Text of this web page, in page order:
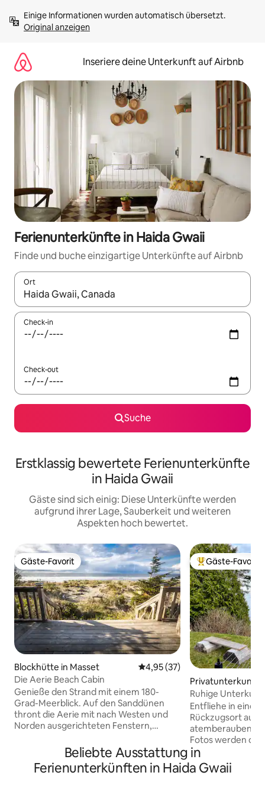
Inhalten
springenOriginal anzeigen
Inseriere deine Unterkunft auf Airbnb
Ferienunterkünfte in Haida Gwaii
Finde und buche einzigartige Unterkünfte auf Airbnb
Ort
Wenn Ergebnisse verfügbar sind, navigiere mit den
Check-in
Check-out
Suche
Erstklassig bewertete Ferienunterkünfte
in Haida Gwaii
Gäste sind sich einig: Diese Unterkünfte werden
aufgrund ihrer Lage, Sauberkeit und weiteren
Aspekten hoch bewertet.
Gäste-Favorit
Gäste-Favorit
Blockhütte in Masset Durchschnittliche Bewertung:
4,95 (37)
Die Aerie Beach Cabin
Genieße den Strand mit einem 180-
Grad-Meerblick. Auf den Sanddünen
thront die Aerie mit nach Westen und
Norden ausgerichteten Fenstern,
der Hütte sehen kannst. The Aerie ist
eine netzunabhängige Hütte mit einem
Innenbad mit Komposttoilette und
Beliebter Gäste-
Gäste-Favorit
Privatunterkunft
e
Ruhige
Entfliehe in einen
Rückzugsort auf
Fotos werden
gerecht! Dieses
sich im Besitz
von Haida
Beliebte Ausstattung in
Ferienunterkünften in Haida Gwaii